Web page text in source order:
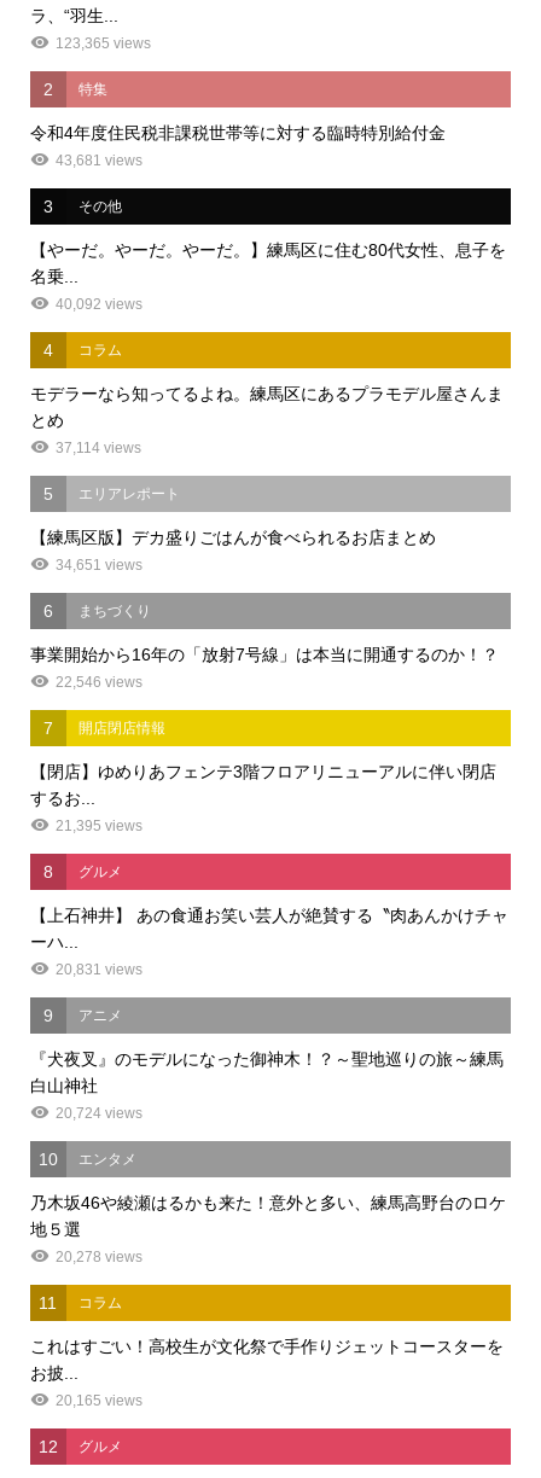
ラ、“羽生...
123,365 views
2 特集
令和4年度住民税非課税世帯等に対する臨時特別給付金
43,681 views
3 その他
【やーだ。やーだ。やーだ。】練馬区に住む80代女性、息子を
名乗...
40,092 views
4 コラム
モデラーなら知ってるよね。練馬区にあるプラモデル屋さんま
とめ
37,114 views
5 エリアレポート
【練馬区版】デカ盛りごはんが食べられるお店まとめ
34,651 views
6 まちづくり
事業開始から16年の「放射7号線」は本当に開通するのか！？
22,546 views
7 開店閉店情報
【閉店】ゆめりあフェンテ3階フロアリニューアルに伴い閉店
するお...
21,395 views
8 グルメ
【上石神井】 あの食通お笑い芸人が絶賛する〝肉あんかけチャ
ーハ...
20,831 views
9 アニメ
『犬夜叉』のモデルになった御神木！？～聖地巡りの旅～練馬
白山神社
20,724 views
10 エンタメ
乃木坂46や綾瀬はるかも来た！意外と多い、練馬高野台のロケ
地５選
20,278 views
11 コラム
これはすごい！高校生が文化祭で手作りジェットコースターを
お披...
20,165 views
12 グルメ